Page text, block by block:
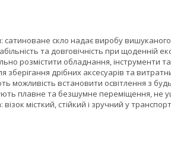
скло надає виробу
та довговічність при щоденній
розмістити обладнання, інструменти
зберігання дрібних аксесуарів та
можливість встановити освітлення з
плавне та безшумне переміщення, не
місткий, стійкий і зручний у